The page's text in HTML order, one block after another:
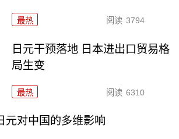
最热 阅读 3794
日元干预落地 日本进出口贸易格
局生变
最热 阅读 6310
元对中国的多维影响